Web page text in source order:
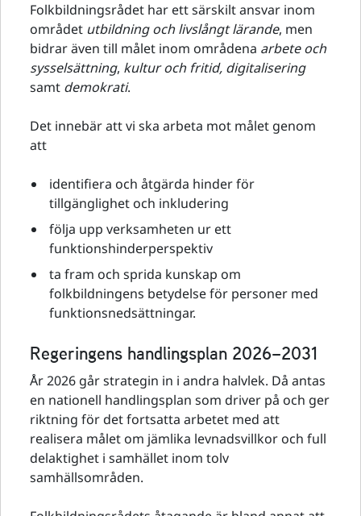
Folkbildningsrådet har ett särskilt ansvar inom
området utbildning och livslångt lärande, men
bidrar även till målet inom områdena arbete och
sysselsättning, kultur och fritid, digitalisering
samt demokrati.
Det innebär att vi ska arbeta mot målet genom
att
identifiera och åtgärda hinder för
tillgänglighet och inkludering
följa upp verksamheten ur ett
funktionshinderperspektiv
ta fram och sprida kunskap om
folkbildningens betydelse för personer med
funktionsnedsättningar.
Regeringens handlingsplan 2026–2031
År 2026 går strategin in i andra halvlek. Då antas
en nationell handlingsplan som driver på och ger
riktning för det fortsatta arbetet med att
realisera målet om jämlika levnadsvillkor och full
delaktighet i samhället inom tolv
samhällsområden.